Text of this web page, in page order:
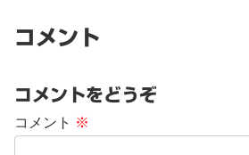
コメント
コメントをどうぞ
コメント ※